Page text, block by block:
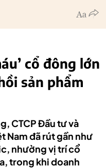
cổ đông lớn
sản phẩm
CTCP Đầu tư và
Nam đã rút gần như
nhường vị trí cổ
trong khi doanh